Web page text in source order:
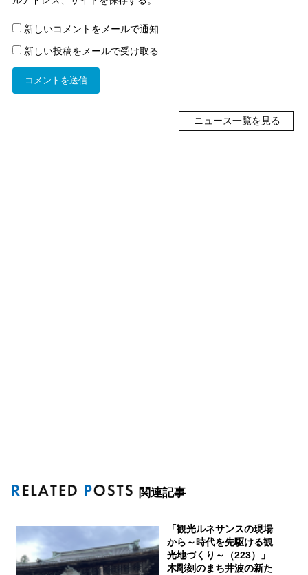
新しいコメントをメールで通知
新しい投稿をメールで受け取る
ニュース一覧を見る
関連記事
「観光ルネサンスの現場
から～時代を先駆ける観
光地づくり～（223）」
木彫刻のまち井波の新た